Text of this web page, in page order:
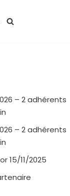
– 2 adhérents
– 2 adhérents
15/11/2025